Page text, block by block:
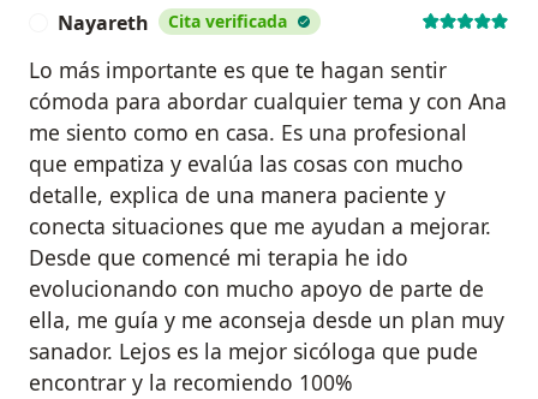
Nayareth Cita verificada
Lo más importante es que te hagan sentir
cómoda para abordar cualquier tema y con Ana
me siento como en casa. Es una profesional
que empatiza y evalúa las cosas con mucho
detalle, explica de una manera paciente y
conecta situaciones que me ayudan a mejorar.
Desde que comencé mi terapia he ido
evolucionando con mucho apoyo de parte de
ella, me guía y me aconseja desde un plan muy
sanador. Lejos es la mejor sicóloga que pude
encontrar y la recomiendo 100%